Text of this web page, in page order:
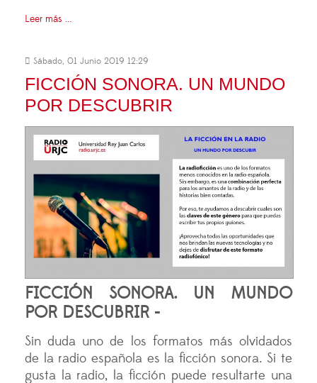
Leer más ...
Sábado, 01 Junio 2019 12:29
FICCIÓN SONORA. UN MUNDO
POR DESCUBRIR
FICCIÓN SONORA. UN MUNDO
POR DESCUBRIR -
Sin duda uno de los formatos más olvidados
de la radio española es la ficción sonora. Si te
gusta la radio, la ficción puede resultarte una